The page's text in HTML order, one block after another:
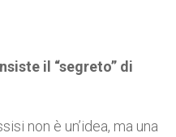
il “segreto” di
non è un’idea, ma una